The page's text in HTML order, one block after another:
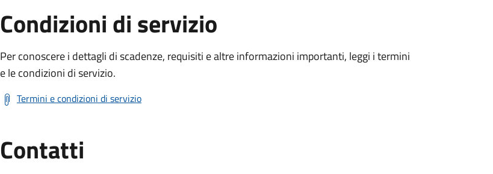
Condizioni di servizio
Per conoscere i dettagli di scadenze, requisiti e altre informazioni importanti, leggi i termini
e le condizioni di servizio.
Termini e condizioni di servizio
Contatti